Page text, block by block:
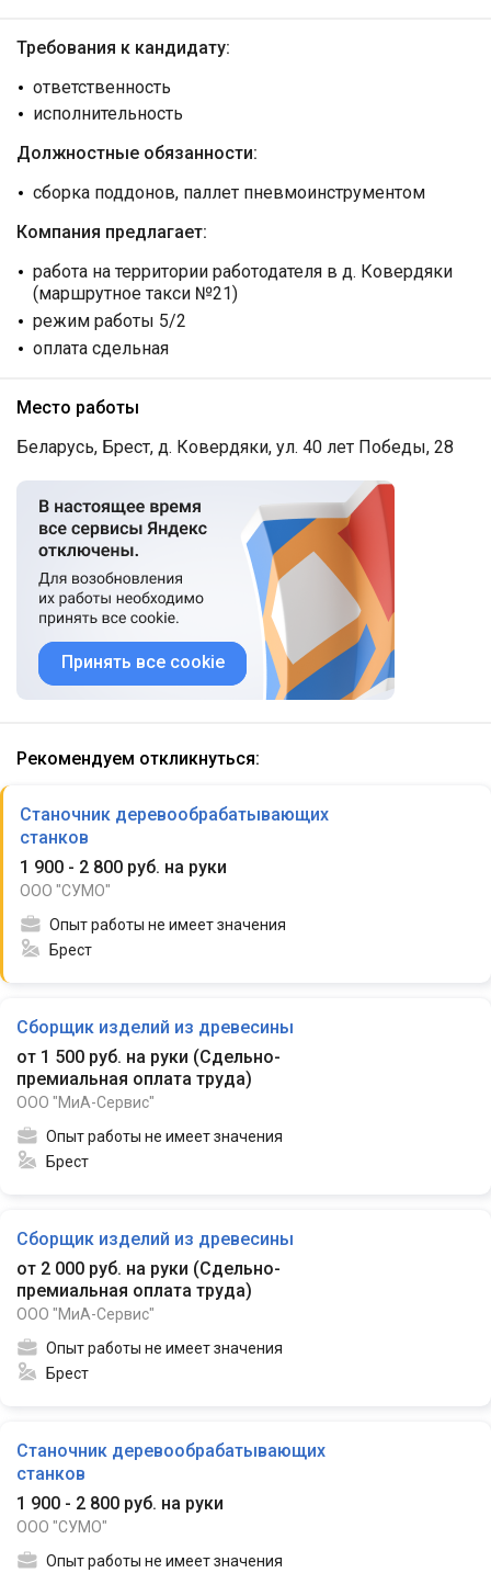
Требования к кандидату:
ответственность
исполнительность
Должностные обязанности:
сборка поддонов, паллет пневмоинструментом
Компания предлагает:
работа на территории работодателя в д. Ковердяки
(маршрутное такси №21)
режим работы 5/2
оплата сдельная
Место работы
Беларусь, Брест, д. Ковердяки, ул. 40 лет Победы, 28
Принять все cookie
Рекомендуем откликнуться:
Станочник деревообрабатывающих
станков
1 900 - 2 800 руб. на руки
ООО "СУМО"
Опыт работы не имеет значения
Брест
Сборщик изделий из древесины
от 1 500 руб. на руки (Сдельно-
премиальная оплата труда)
ООО "МиА-Сервис"
Опыт работы не имеет значения
Брест
Сборщик изделий из древесины
от 2 000 руб. на руки (Сдельно-
премиальная оплата труда)
ООО "МиА-Сервис"
Опыт работы не имеет значения
Брест
Станочник деревообрабатывающих
станков
1 900 - 2 800 руб. на руки
ООО "СУМО"
Опыт работы не имеет значения